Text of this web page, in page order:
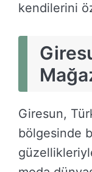
kendilerini
Giresun,
bölgesinde